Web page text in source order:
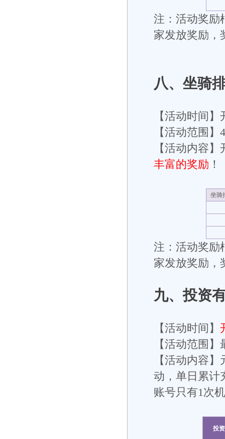
注：活动奖励
家发放奖励，
八、坐骑
【活动时间
【活动范围】
【活动内容
丰富的奖励 ！
坐骑
注：活动奖励
家发放奖励，
九、投资
【活动时间】
【活动范围】
【活动内容
动，单日累计
账号只有1次
投